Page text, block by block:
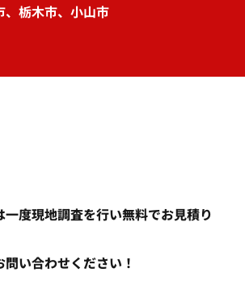
、栃木市、小山市
度現地調査を行い無料でお見積り
い合わせください！